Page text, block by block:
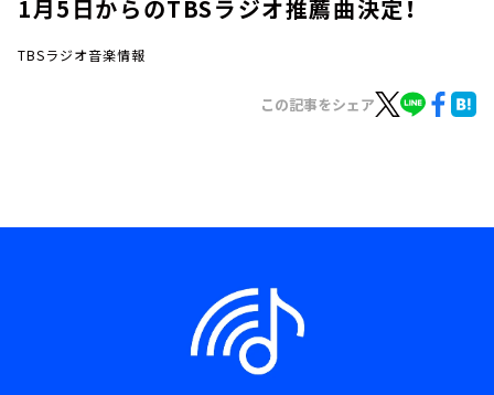
トピックス
イベント・グッズ
1月5日からのTBSラジオ推薦曲決定！
TBSラジオ音楽情報
この記事をシェア